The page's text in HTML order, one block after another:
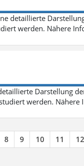
detaillierte
werden. Nähere
Darstellung
werden.
8 9 10 11 12